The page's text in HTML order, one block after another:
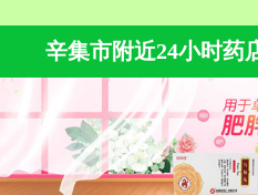
辛集市附近24小时药